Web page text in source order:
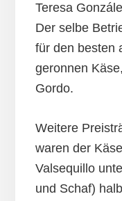
Teresa
Der selbe
für den besten
geronnen
Gordo.
Weitere
waren der
Valsequillo
und Schaf)